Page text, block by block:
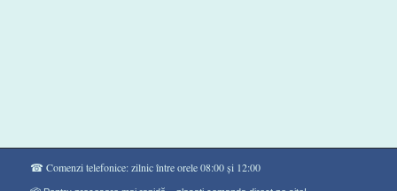
☎ Comenzi telefonice: zilnic între orele 08:00 și 12:00